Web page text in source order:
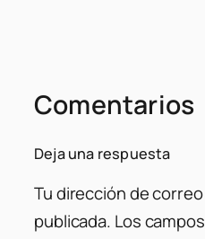
Comentarios
Deja una respuesta
Tu dirección de
publicada. Los